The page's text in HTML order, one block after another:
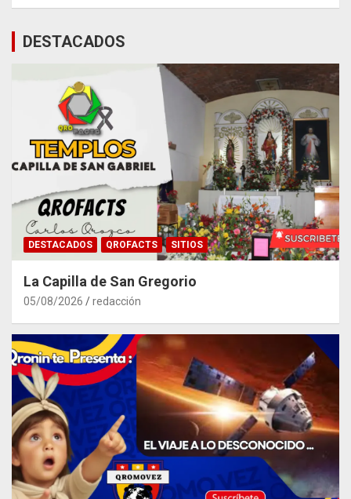
DESTACADOS
DESTACADOS QROFACTS SITIOS
La Capilla de San Gregorio
05/08/2026 redacción